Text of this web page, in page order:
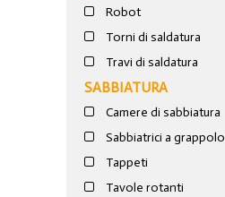
Robot
Torni di saldatura
Travi di saldatura
SABBIATURA
Camere di sabbiatura
Sabbiatrici a grappolo
Tappeti
Tavole rotanti